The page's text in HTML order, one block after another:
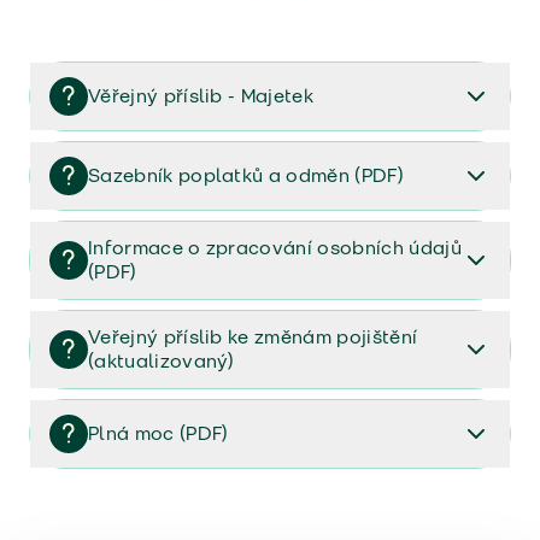
Věřejný příslib - Majetek
Věřejný příslib majetek 2023
Sazebník poplatků a odměn (PDF)
Sazebník poplatků a odměn (PDF)
Informace o zpracování osobních údajů
(PDF)
Informace o zpracování osobních údajů (PDF)
Veřejný příslib ke změnám pojištění
(aktualizovaný)
Veřejný příslib ke změnám pojištění (aktualizovaný)
Plná moc (PDF)